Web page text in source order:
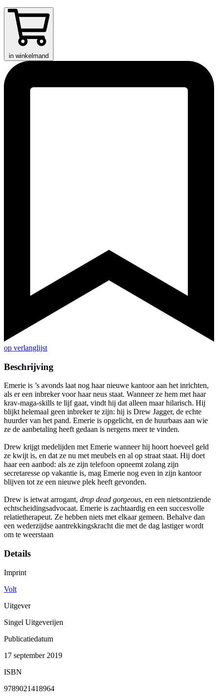
in winkelmand
op verlanglijst
Beschrijving
Emerie is ’s avonds laat nog haar nieuwe kantoor aan het inrichten,
als er een inbreker voor haar neus staat. Wanneer ze hem met haar
krav-maga-skills te lijf gaat, vindt hij dat alleen maar hilarisch. Hij
blijkt helemaal geen inbreker te zijn: hij is Drew Jagger, de echte
huurder van het pand. Emerie is opgelicht, en de huurbaas aan wie
ze de aanbetaling heeft gedaan is nergens meer te vinden.
Drew krijgt medelijden met Emerie wanneer hij hoort hoeveel geld
ze kwijt is, en dat ze nu met meubels en al op straat staat. Hij doet
haar een aanbod: als ze zijn telefoon opneemt zolang zijn
secretaresse op vakantie is, mag Emerie nog even in zijn kantoor
blijven tot ze een nieuwe plek heeft gevonden.
Drew is ietwat arrogant, drop dead gorgeous, en een nietsontziende
echtscheidingsadvocaat. Emerie is zachtaardig en een succesvolle
relatietherapeut. Ze hebben niets met elkaar gemeen. Behalve dan
een wederzijdse aantrekkingskracht die met de dag lastiger wordt
om te weerstaan
Details
Imprint
Volt
Uitgever
Singel Uitgeverijen
Publicatiedatum
17 september 2019
ISBN
9789021418964